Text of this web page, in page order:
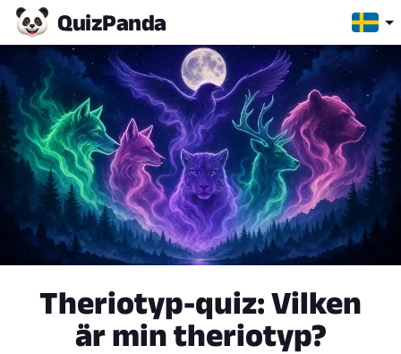
QuizPanda
Theriotyp-quiz: Vilken
är min theriotyp?